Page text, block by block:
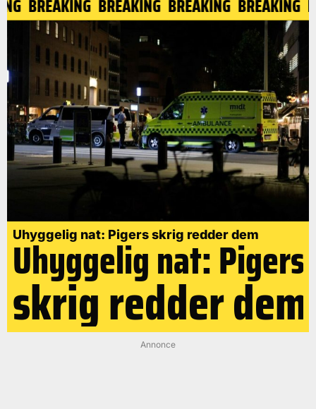
BREAKING BREAKING BREAKING BREAKING
Uhyggelig nat: Pigers skrig redder dem
Uhyggelig nat: Pigers
skrig redder dem
Annonce